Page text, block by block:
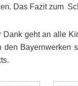
Das Fazit zum
Dank geht an alle
den Bayernwerken